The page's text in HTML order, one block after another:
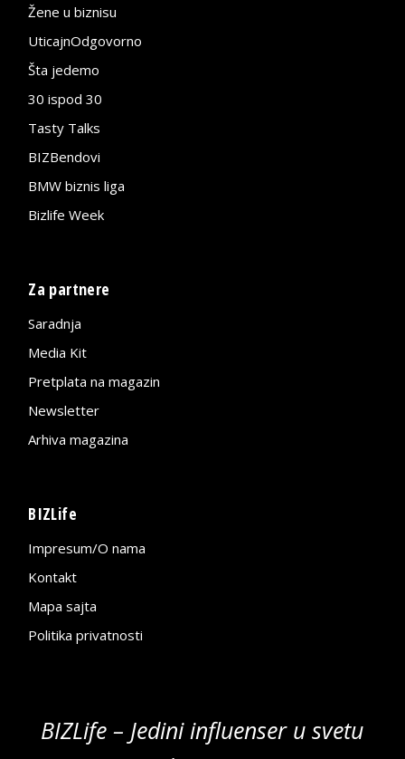
Žene u biznisu
UticajnOdgovorno
Šta jedemo
30 ispod 30
Tasty Talks
BIZBendovi
BMW biznis liga
Bizlife Week
Za partnere
Saradnja
Media Kit
Pretplata na magazin
Newsletter
Arhiva magazina
BIZLife
Impresum/O nama
Kontakt
Mapa sajta
Politika privatnosti
BIZLife – Jedini influenser u svetu